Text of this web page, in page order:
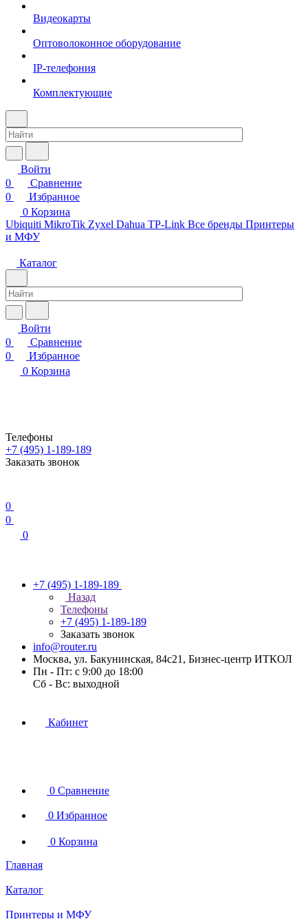
Видеокарты
Оптоволоконное оборудование
IP-телефония
Комплектующие
Войти
0
Сравнение
0
Избранное
0 Корзина
Ubiquiti MikroTik Zyxel Dahua TP-Link Все бренды Принтеры
и МФУ
Каталог
Войти
0
Сравнение
0
Избранное
0 Корзина
Телефоны
+7 (495) 1-189-189
Заказать звонок
0
0
0
+7 (495) 1-189-189
Назад
Телефоны
+7 (495) 1-189-189
Заказать звонок
info@router.ru
Москва, ул. Бакунинская, 84с21, Бизнес-центр ИТКОЛ
Пн - Пт: с 9:00 до 18:00
Cб - Вс: выходной
Кабинет
0 Сравнение
0 Избранное
0 Корзина
Главная
Каталог
Принтеры и МФУ